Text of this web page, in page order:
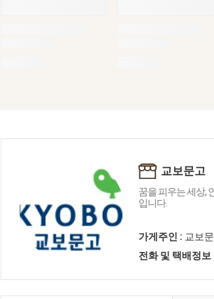
교보문고
꿈을 피우는 세상,
입니다.
가게주인 : 교보
전화 및 택배정보